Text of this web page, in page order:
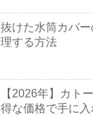
抜けた水筒カバ
理する方法
【2026年】カト
得な価格で手に入